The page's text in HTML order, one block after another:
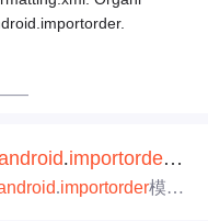
.importorder 模
.importorder模板